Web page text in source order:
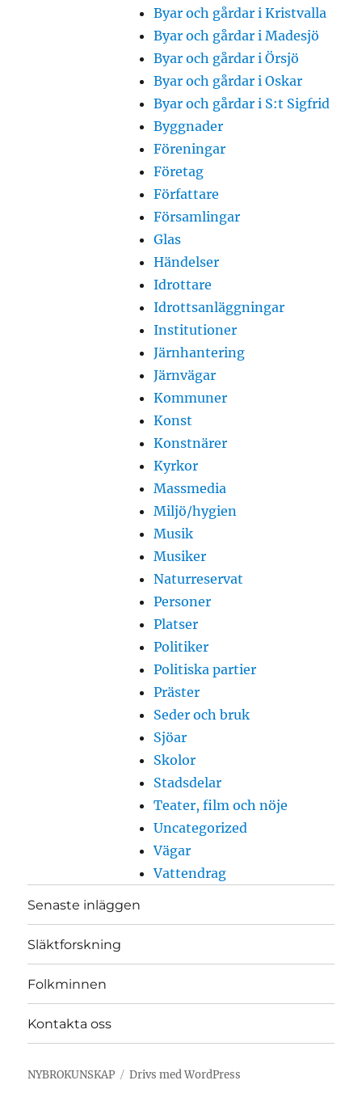
Byar och gårdar i Kristvalla
Byar och gårdar i Madesjö
Byar och gårdar i Örsjö
Byar och gårdar i Oskar
Byar och gårdar i S:t Sigfrid
Byggnader
Föreningar
Företag
Författare
Församlingar
Glas
Händelser
Idrottare
Idrottsanläggningar
Institutioner
Järnhantering
Järnvägar
Kommuner
Konst
Konstnärer
Kyrkor
Massmedia
Miljö/hygien
Musik
Musiker
Naturreservat
Personer
Platser
Politiker
Politiska partier
Präster
Seder och bruk
Sjöar
Skolor
Stadsdelar
Teater, film och nöje
Uncategorized
Vägar
Vattendrag
Senaste inläggen
Släktforskning
Folkminnen
Kontakta oss
NYBROKUNSKAP Drivs med WordPress